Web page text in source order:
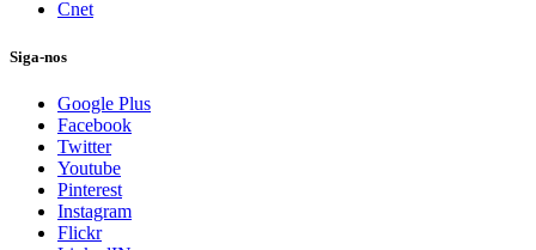
Cnet
Siga-nos
Google Plus
Facebook
Twitter
Youtube
Pinterest
Instagram
Flickr